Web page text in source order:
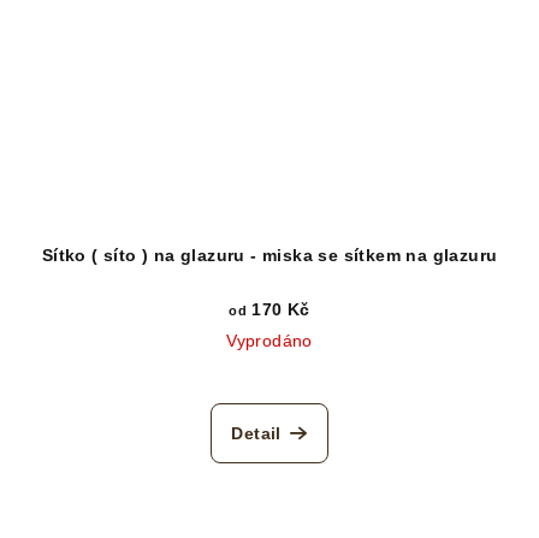
Sítko ( síto ) na glazuru - miska se sítkem na glazuru
od 170 Kč
Vyprodáno
Detail